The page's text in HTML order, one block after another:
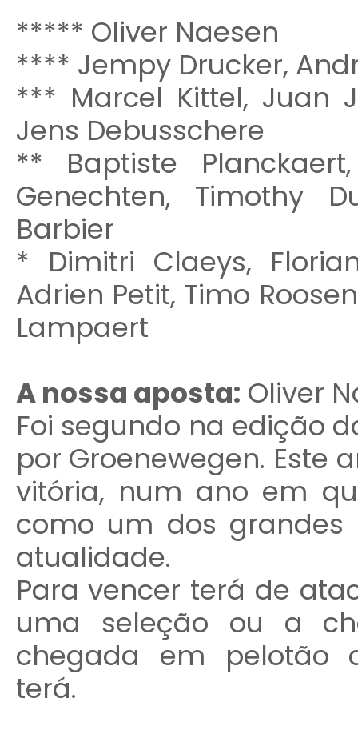
***** Oliver Naesen
**** Jempy Drucker,
*** Marcel Kittel, Juan
Jens Debusschere
** Baptiste
Genechten, Timothy
Barbier
* Dimitri Claeys,
Adrien Petit, Timo
Lampaert
A nossa aposta: Oliver
Foi segundo na edição
por Groenewegen. Este
vitória, num ano em
como um dos
atualidade.
Para vencer terá de
uma seleção ou a
chegada em pelotão
terá.